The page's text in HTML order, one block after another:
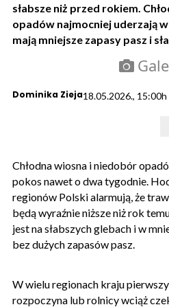
słabsze niż przed rokiem.
opadów najmocniej uderzają
mają mniejsze zapasy pasz i
Dominika Zieja18.05.2026., 15:00h
Chłodna wiosna i niedobór
pokos nawet o dwa tygodnie.
regionów Polski alarmują, że
będą wyraźnie niższe niż rok
jest na słabszych glebach i w
bez dużych zapasów pasz.
W wielu regionach kraju
rozpoczyna lub rolnicy wciąż